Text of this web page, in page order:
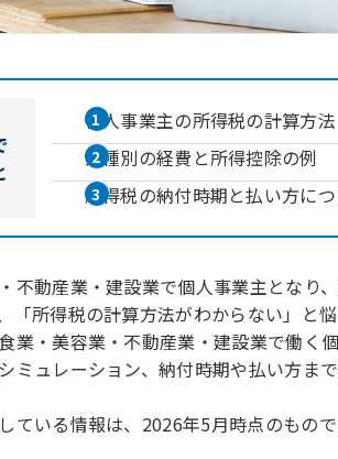
個人事業主の所得税の計算方法
業種別の経費と所得控除の例
所得税の納付時期と払い方に
不動産業・建設業で個人事業主となり
「所得税の計算方法がわからない」と
業・美容業・不動産業・建設業で働く
ミュレーション、納付時期や払い方ま
ている情報は、2026年5月時点のもので